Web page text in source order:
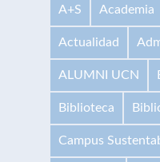
A+S Academia
Actualidad
ALUMNI UCN
Biblioteca
Campus